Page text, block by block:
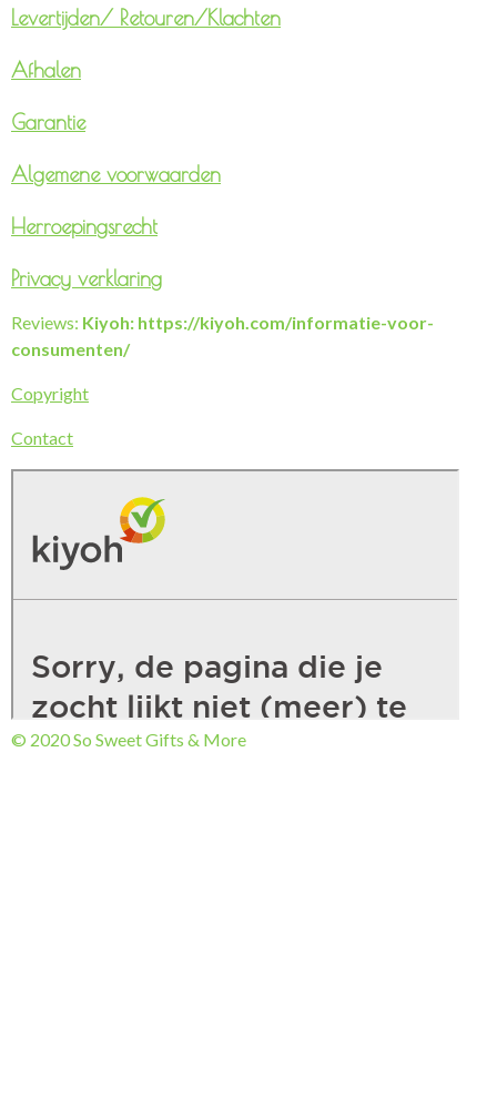
Levertijden/ Retouren/Klachten
Afhalen
Garantie
Algemene voorwaarden
Herroepingsrecht
Privacy verklaring
Reviews: Kiyoh: https://kiyoh.com/informatie-voor-
consumenten/
Copyright
Contact
© 2020 So Sweet Gifts & More